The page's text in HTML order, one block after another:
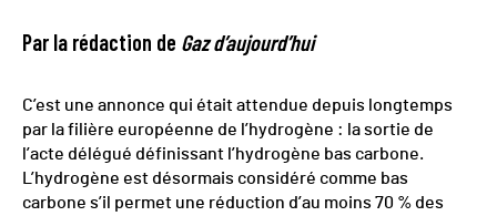
Par la rédaction de Gaz d’aujourd’hui
C’est une annonce qui était attendue depuis longtemps
par la filière européenne de l’hydrogène : la sortie de
l’acte délégué définissant l’hydrogène bas carbone.
L’hydrogène est désormais considéré comme bas
carbone s’il permet une réduction d’au moins 70 % des